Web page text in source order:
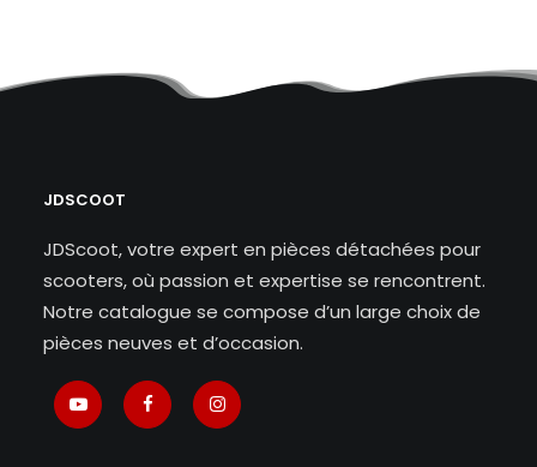
JDSCOOT
JDScoot, votre expert en pièces détachées pour
scooters, où passion et expertise se rencontrent.
Notre catalogue se compose d’un large choix de
pièces neuves et d’occasion.